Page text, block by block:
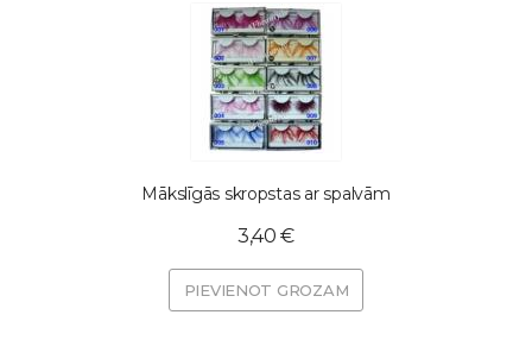
Mākslīgās skropstas ar spalvām
3,40 €
PIEVIENOT GROZAM